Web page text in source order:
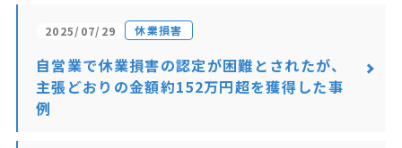
2025/07/29 休業損害
自営業で休業損害の認定が困難とされたが、
主張どおりの金額約152万円超を獲得した事
例